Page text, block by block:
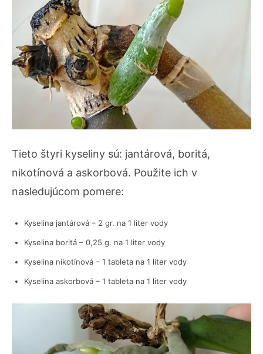
Tieto štyri kyseliny sú: jantárová, boritá,
nikotínová a askorbová. Použite ich v
nasledujúcom pomere:
Kyselina jantárová – 2 gr. na 1 liter vody
Kyselina boritá – 0,25 g. na 1 liter vody
Kyselina nikotínová – 1 tableta na 1 liter vody
Kyselina askorbová – 1 tableta na 1 liter vody